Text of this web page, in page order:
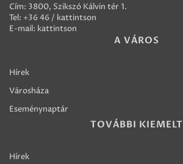
Cím: 3800, Szikszó Kálvin tér 1.
Tel: +36 46 / kattintson
E-mail: kattintson
A VÁROS
Hírek
Városháza
Eseménynaptár
TOVÁBBI KIEMELT
Hírek